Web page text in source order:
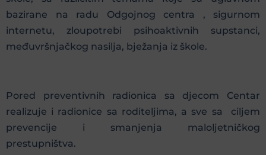
bazirane na radu Odgojnog centra , sigurnom
internetu, zloupotrebi psihoaktivnih supstanci,
međuvršnjačkog nasilja, bježanja iz škole.
Pored preventivnih radionica sa djecom Centar
realizuje i radionice sa roditeljima, a sve sa ciljem
prevencije i smanjenja maloljetničkog
prestupništva.